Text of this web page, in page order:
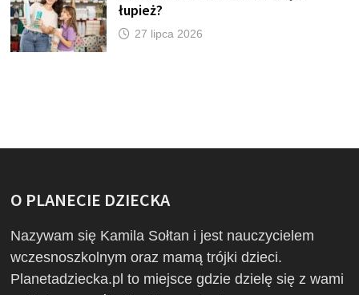
łupież?
27 lipca 2026
O PLANECIE DZIECKA
Nazywam się Kamila Sołtan i jest nauczycielem
wczesnoszkolnym oraz mamą trójki dzieci.
Planetadziecka.pl to miejsce gdzie dzielę się z wami